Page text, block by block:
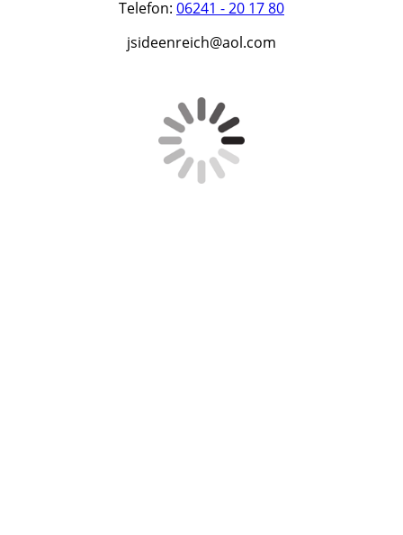
Telefon: 06241 - 20 17 80
jsideenreich@aol.com